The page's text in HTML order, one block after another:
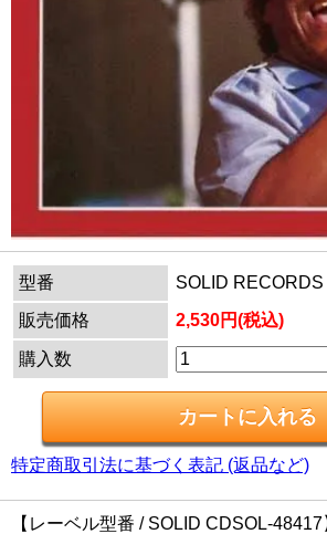
型番
SOLID
販売価格
2,530円(税込)
購入数
特定商取引法に基づく表記 (返品など)
【レーベル型番 / SOLID CDSOL-48417